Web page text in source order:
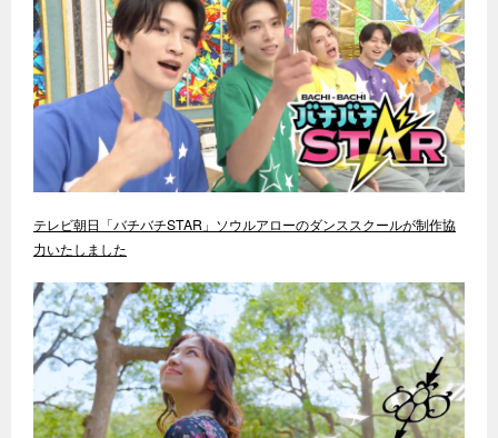
テレビ朝日「バチバチSTAR」ソウルアローのダンススクールが制作協
力いたしました